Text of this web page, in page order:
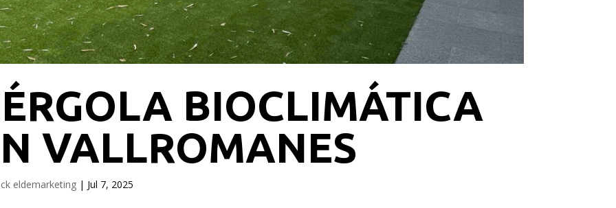
BIOCLIMÁTICA
VALLROMANES
eldemarketing | Jul 7, 2025